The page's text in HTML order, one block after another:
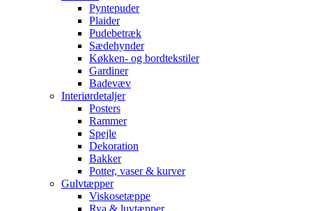
Pyntepuder
Plaider
Pudebetræk
Sædehynder
Køkken- og bordtekstiler
Gardiner
Badevæv
Interiørdetaljer
Posters
Rammer
Spejle
Dekoration
Bakker
Potter, vaser & kurver
Gulvtæpper
Viskosetæppe